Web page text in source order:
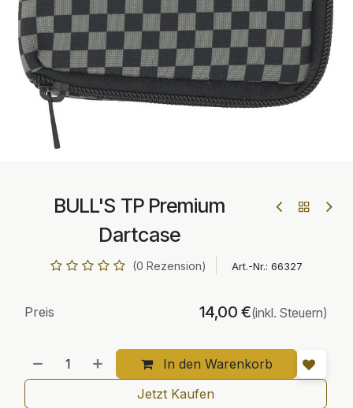
BULL'S TP Premium
Dartcase
(0 Rezension) Art.-Nr.: 66327
In den Warenkorb
Preis 14,00 €(inkl. Steuern)
Jetzt Kaufen